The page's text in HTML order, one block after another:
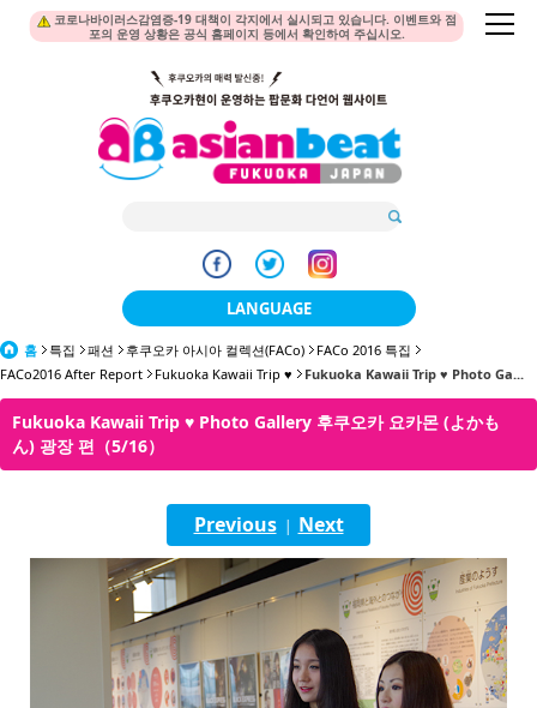
코로나바이러스감염증-19 대책이 각지에서 실시되고 있습니다. 이벤트와 점
포의 운영 상황은 공식 홈페이지 등에서 확인하여 주십시오.
LANGUAGE
日本語
한국어
繁體中文
English
ภาษาไทย
tiéng Viêt
Bahasa Indonesia
홈 특집 패션 후쿠오카 아시아 컬렉션(FACo)
FACo 2016 특집
FACo2016 After Report
Fukuoka Kawaii Trip ♥ Fukuoka Kawaii Trip ♥ Photo Ga...
Fukuoka Kawaii Trip ♥ Photo Gallery 후쿠오카 요카몬 (よかも
ん) 광장 편（5/16）
Previous| Next